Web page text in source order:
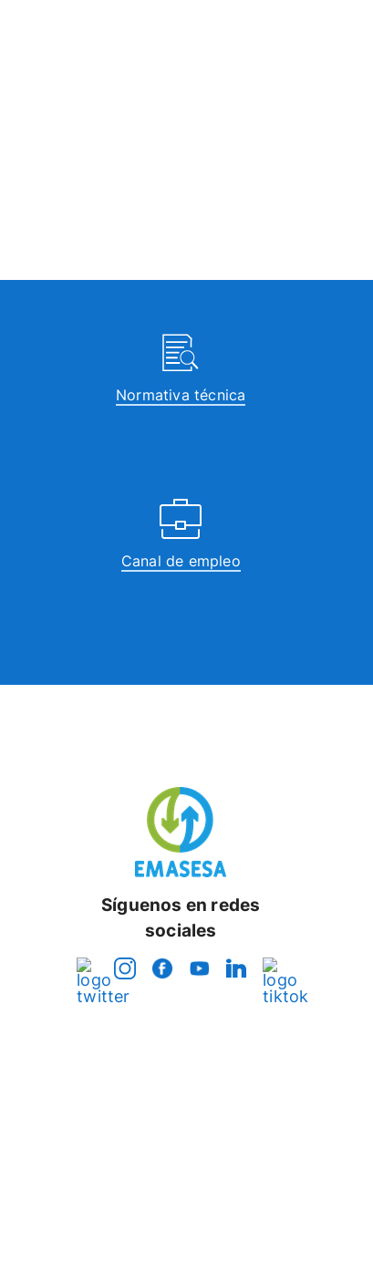
Normativa técnica
Canal de empleo
Síguenos en redes
sociales